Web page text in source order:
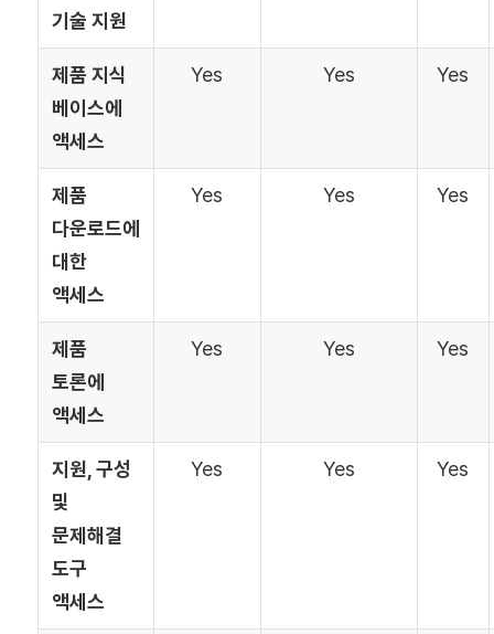
기술 지원
제품 지식
베이스에
액세스
Yes Yes Yes
제품
다운로드에
대한
액세스
Yes Yes Yes
제품
토론에
액세스
Yes Yes Yes
지원, 구성
및
문제해결
도구
액세스
Yes Yes Yes